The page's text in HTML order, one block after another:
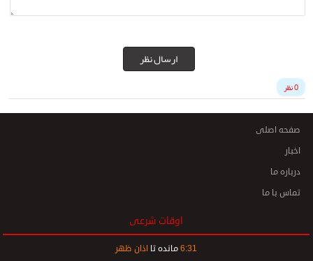
ارسال نظر
0 نظر
صفحه اصلی
اخبار
درباره ما
تماس با ما
اوقات شرعی
6:31 مانده تا اذان ظهر